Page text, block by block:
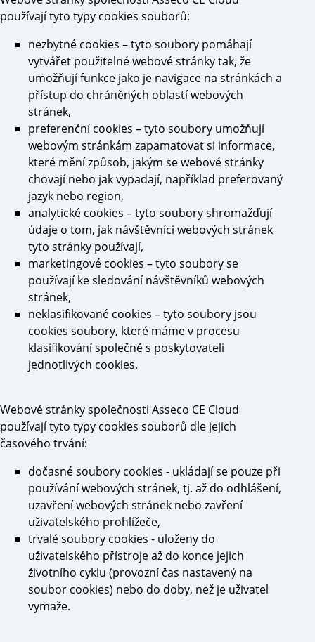
používají tyto typy cookies souborů:
nezbytné cookies – tyto soubory pomáhají
vytvářet použitelné webové stránky tak, že
umožňují funkce jako je navigace na stránkách a
přístup do chráněných oblastí webových
stránek,
preferenční cookies – tyto soubory umožňují
webovým stránkám zapamatovat si informace,
které mění způsob, jakým se webové stránky
chovají nebo jak vypadají, například preferovaný
jazyk nebo region,
analytické cookies – tyto soubory shromažďují
údaje o tom, jak návštěvníci webových stránek
tyto stránky používají,
marketingové cookies – tyto soubory se
používají ke sledování návštěvníků webových
stránek,
neklasifikované cookies – tyto soubory jsou
cookies soubory, které máme v procesu
klasifikování společně s poskytovateli
jednotlivých cookies.
Webové stránky společnosti Asseco CE Cloud
používají tyto typy cookies souborů dle jejich
časového trvání:
dočasné soubory cookies - ukládají se pouze při
používání webových stránek, tj. až do odhlášení,
uzavření webových stránek nebo zavření
uživatelského prohlížeče,
trvalé soubory cookies - uloženy do
uživatelského přístroje až do konce jejich
životního cyklu (provozní čas nastavený na
soubor cookies) nebo do doby, než je uživatel
vymaže.